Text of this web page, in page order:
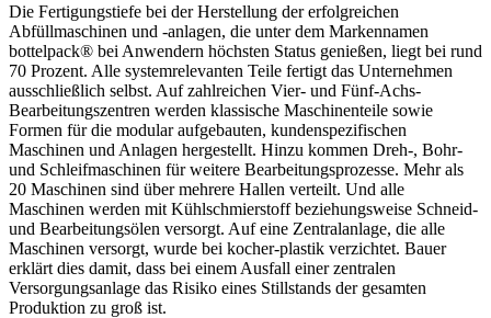
Die Fertigungstiefe bei der Herstellung der erfolgreichen
Abfüllmaschinen und -anlagen, die unter dem Markennamen
bottelpack® bei Anwendern höchsten Status genießen, liegt bei rund
70 Prozent. Alle systemrelevanten Teile fertigt das Unternehmen
ausschließlich selbst. Auf zahlreichen Vier- und Fünf-Achs-
Bearbeitungs­zentren werden klassische Maschinenteile sowie
Formen für die modular aufgebauten, kundenspezifischen
Maschinen und Anlagen hergestellt. Hinzu kommen Dreh-, Bohr-
und Schleifmaschinen für weitere Bearbeitungsprozesse. Mehr als
20 Maschinen sind über mehrere Hallen verteilt. Und alle
Maschinen werden mit Kühlschmierstoff beziehungsweise Schneid-
und Bearbeitungsölen versorgt. Auf eine Zentralanlage, die alle
Maschinen versorgt, wurde bei kocher-plastik verzichtet. ­Bauer
erklärt dies damit, dass bei einem Ausfall einer zentralen
Versorgungsanlage das ­Risiko eines Stillstands der gesamten
Produktion zu groß ist.